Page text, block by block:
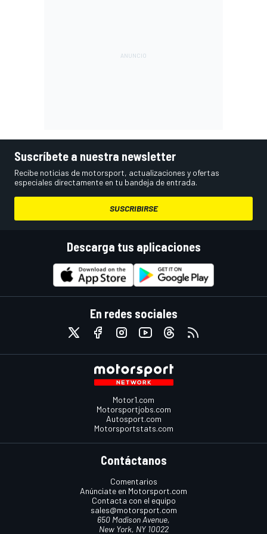
Suscríbete a nuestra newsletter
Recibe noticias de motorsport, actualizaciones y ofertas
especiales directamente en tu bandeja de entrada.
SUSCRIBIRSE
Descarga tus aplicaciones
En redes sociales
Motor1.com
Motorsportjobs.com
Autosport.com
Motorsportstats.com
Contáctanos
Comentarios
Anúnciate en Motorsport.com
Contacta con el equipo
sales@motorsport.com
650 Madison Avenue,
New York, NY 10022